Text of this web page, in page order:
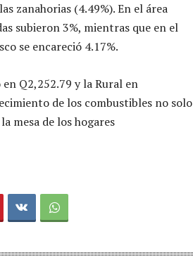
zanahorias (4.49%). En el área
subieron 3%, mientras que en el
se encareció 4.17%.
Q2,252.79 y la Rural en
de los combustibles no solo
mesa de los hogares